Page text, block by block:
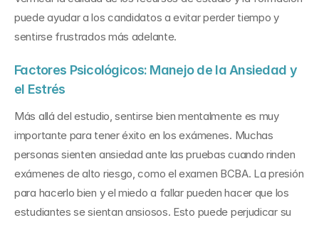
puede ayudar a los candidatos a evitar perder tiempo y
sentirse frustrados más adelante.
Factores Psicológicos: Manejo de la Ansiedad y
el Estrés
Más allá del estudio, sentirse bien mentalmente es muy
importante para tener éxito en los exámenes. Muchas
personas sienten ansiedad ante las pruebas cuando rinden
exámenes de alto riesgo, como el examen BCBA. La presión
para hacerlo bien y el miedo a fallar pueden hacer que los
estudiantes se sientan ansiosos. Esto puede perjudicar su